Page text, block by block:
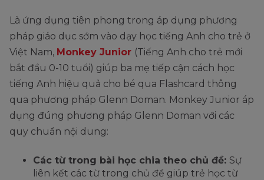
Là ứng dụng tiên phong trong áp dụng phương
pháp giáo dục sớm vào dạy học tiếng Anh cho trẻ ở
Việt Nam, Monkey Junior (Tiếng Anh cho trẻ mới
bắt đầu 0-10 tuổi) giúp ba mẹ tiếp cận cách học
tiếng Anh hiệu quả cho bé qua Flashcard thông
qua phương pháp Glenn Doman. Monkey Junior áp
dụng đúng phương pháp Glenn Doman với các
quy chuẩn nội dung:
Các từ trong bài học chia theo chủ đề: Sự
liên kết các từ trong chủ đề giúp trẻ học từ